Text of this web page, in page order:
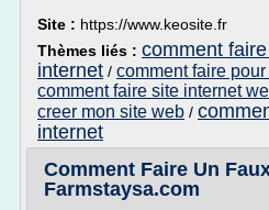
Site : https://www.keosite.fr
Thèmes liés : comment
internet / comment faire
comment faire site internet
creer mon site web /
internet
Comment Faire Un
Farmstaysa.com